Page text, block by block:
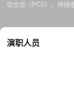
综合症（PCS），伴随
不定，不能保证恢复，
演职人员